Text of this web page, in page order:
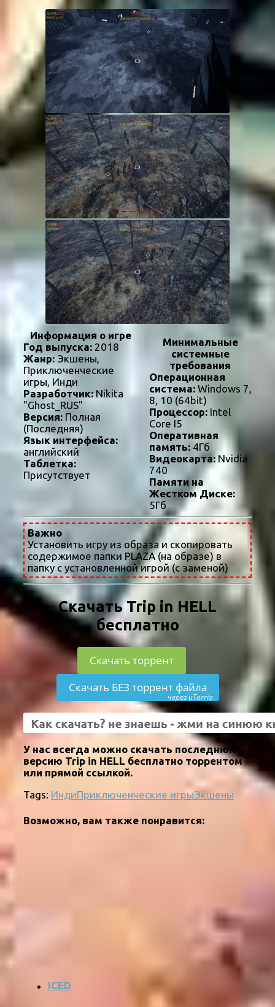
Информация о игре
Год выпуска: 2018
Жанр: Экшены,
Приключенческие
игры, Инди
Разработчик:Nikita
"Ghost_RUS"
Версия: Полная
(Последняя)
Язык интерфейса:
английский
Таблетка:
Присутствует
Минимальные
системные
требования
Операционная
система:Windows 7,
8, 10 (64bit)
Процессор:Intel
Core I5
Оперативная
память:4Гб
Видеокарта:Nvidia
740
Памяти на
Жестком Диске:
5Гб
Важно
Установить игру из образа и скопировать
содержимое папки PLAZA (на образе) в
папку с установленной игрой (с заменой)
Скачать Trip in HELL
бесплатно
Скачать торрент
Скачать БЕЗ торрент файла
через uTorria
У нас всегда можно скачать последнюю
версию Trip in HELL бесплатно торрентом
или прямой ссылкой.
Tags: ИндиПриключенческие игрыЭкшены
Возможно, вам также понравится:
ICED